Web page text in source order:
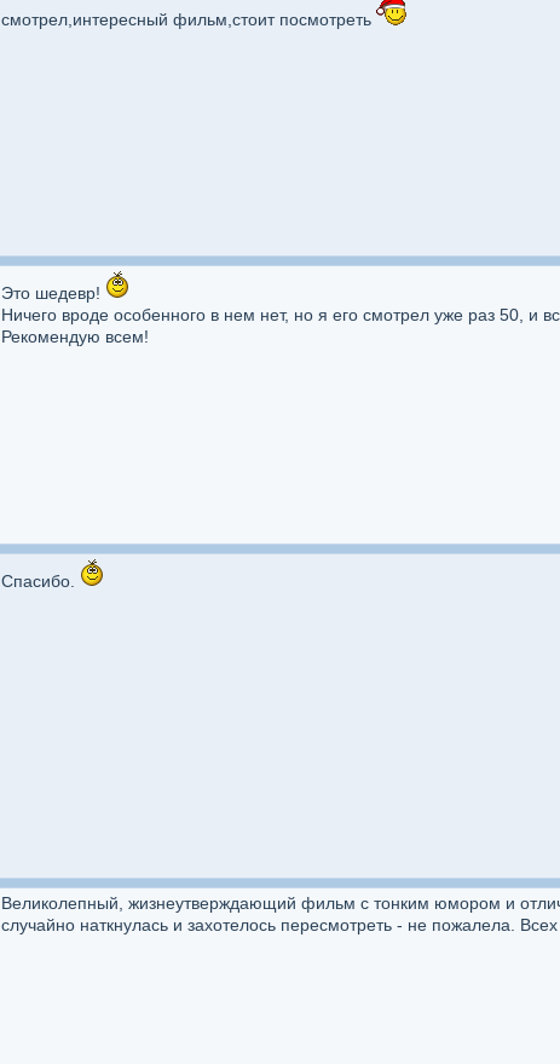
смотрел,интересный фильм,стоит посмотреть
Это шедевр!
Ничего вроде особенного в нем нет, но я его смотрел уже раз 50, и
Рекомендую всем!
Спасибо.
Великолепный, жизнеутверждающий фильм с тонким юмором и
случайно наткнулась и захотелось пересмотреть - не пожалела.